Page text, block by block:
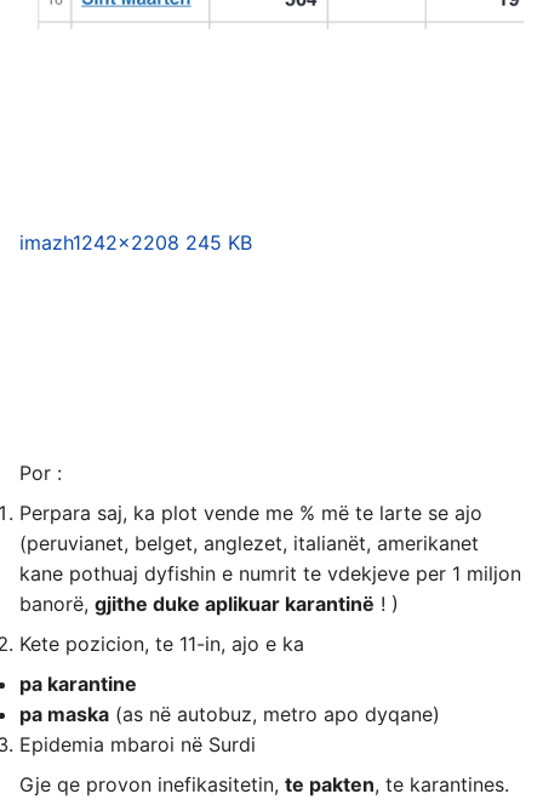
imazh1242×2208 245 KB
Por :
Perpara saj, ka plot vende me % më te larte se ajo
(peruvianet, belget, anglezet, italianët, amerikanet
kane pothuaj dyfishin e numrit te vdekjeve per 1 miljon
banorë, gjithe duke aplikuar karantinë ! )
Kete pozicion, te 11-in, ajo e ka
pa karantine
pa maska (as në autobuz, metro apo dyqane)
Epidemia mbaroi në Surdi
Gje qe provon inefikasitetin, te pakten, te karantines.